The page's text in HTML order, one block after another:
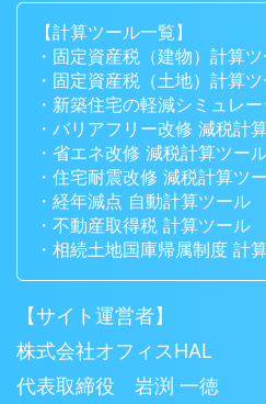
【計算ツール一覧】
・固定資産税（建物）計算
・固定資産税（土地）計算
・新築住宅の軽減シミュレ
・バリアフリー改修 減税計
・省エネ改修 減税計算ツー
・住宅耐震改修 減税計算ツ
・経年減点 自動計算ツール
・不動産取得税 計算ツール
・相続土地国庫帰属制度 計
【サイト運営者】
株式会社オフィスHAL
代表取締役 岩渕 一徳